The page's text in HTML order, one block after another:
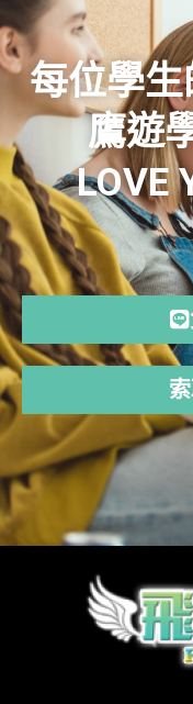
每位學
鷹遊
LOVE